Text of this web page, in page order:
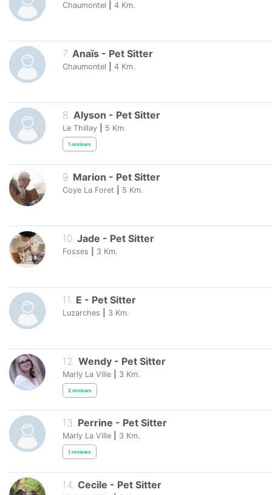
Chaumontel 4 Km.
7. Anaïs - Pet Sitter
Chaumontel 4 Km.
8. Alyson - Pet Sitter
Le Thillay 5 Km.
1 reviews
9 Marion - Pet Sitter
Coye La Foret 5 Km.
10. Jade - Pet Sitter
Fosses 3 Km.
11 E - Pet Sitter
Luzarches 3 Km.
12. Wendy - Pet Sitter
Marly La Ville 3 Km.
2 reviews
13. Perrine - Pet Sitter
Marly La Ville 3 Km.
1 reviews
14 Cecile - Pet Sitter